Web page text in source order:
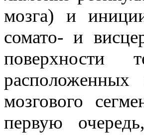
мозга) и
сомато- и
поверхности
мозгового
первую